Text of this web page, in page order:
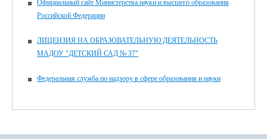
Официальный сайт Министерства науки и высшего образования
Российской Федерации
ЛИЦЕНЗИЯ НА ОБРАЗОВАТЕЛЬНУЮ ДЕЯТЕЛЬНОСТЬ
МАДОУ "ДЕТСКИЙ САД № 37"
Федеральная служба по надзору в сфере образования и науки